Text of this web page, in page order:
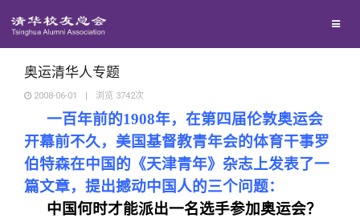
年级联络
院系校友工作
专业委员会
回馈母校
捐赠项目
捐赠新闻
捐赠纪事
媒体平台
《清华校友通讯》
《水木清华》
百年清华
清华人物
校友服务
奥运清华人专题
2008-06-01 | 浏览 3742次
一百年前的1908年，在第四届伦敦奥运会
开幕前不久，美国基督教青年会的体育干事罗
伯特森­在中国的《天津青年》杂志上发表了一
篇文章，提出撼动中国人的三个问题：
中国何时才能派出一名选手参加奥运会？